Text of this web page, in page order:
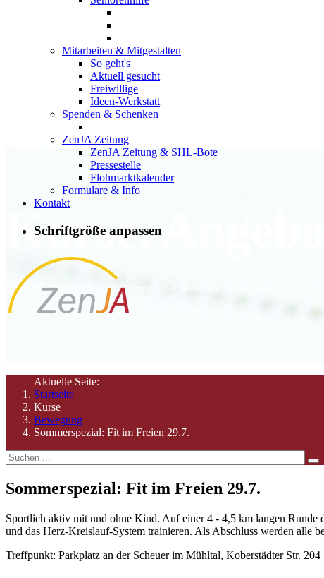
Mitarbeiten & Mitgestalten
So geht's
Aktuell gesucht
Freiwillige
Ideen-Werkstatt
Spenden & Schenken
ZenJA Zeitung
ZenJA Zeitung & SHL-Bote
Pressestelle
Flohmarktkalender
Formulare & Info
Kontakt
Schriftgröße anpassen
Kurse,
Hier finden Sie Informationen zu unseren Angeboten und
Aktuelle Seite:
Startseite
Kurse
Bewegung
Sommerspezial: Fit im Freien 29.7.
Sommerspezial: Fit im Freien 29.7.
Sportlich aktiv mit und ohne Kind. Auf einer 4 - 4,5 km langen
und das Herz-Kreislauf-System trainieren. Als Abschluss werden alle
Treffpunkt: Parkplatz an der Scheuer im Mühltal, Koberstädter Str. 204